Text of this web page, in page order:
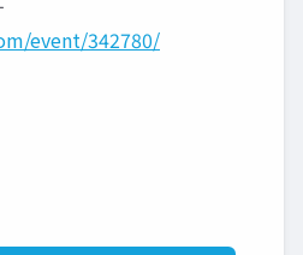
event/342780/